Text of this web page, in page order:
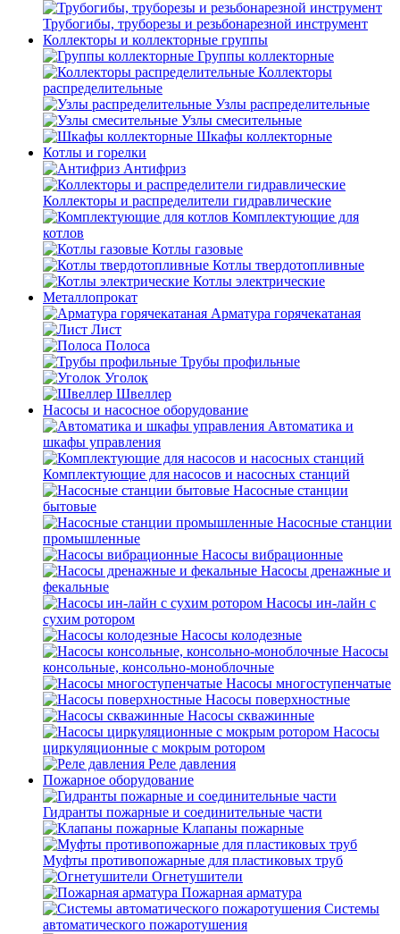
Трубогибы, труборезы и резьбонарезной инструмент
Коллекторы и коллекторные группы
Группы коллекторные
Коллекторы
распределительные
Узлы распределительные
Узлы смесительные
Шкафы коллекторные
Котлы и горелки
Антифриз
Коллекторы и распределители гидравлические
Комплектующие для
котлов
Котлы газовые
Котлы твердотопливные
Котлы электрические
Металлопрокат
Арматура горячекатаная
Лист
Полоса
Трубы профильные
Уголок
Швеллер
Насосы и насосное оборудование
Автоматика и
шкафы управления
Комплектующие для насосов и насосных станций
Насосные станции
бытовые
Насосные станции
промышленные
Насосы вибрационные
Насосы дренажные и
фекальные
Насосы ин-лайн с
сухим ротором
Насосы колодезные
Насосы
консольные, консольно-моноблочные
Насосы многоступенчатые
Насосы поверхностные
Насосы скважинные
Насосы
циркуляционные с мокрым ротором
Реле давления
Пожарное оборудование
Гидранты пожарные и соединительные части
Клапаны пожарные
Муфты противопожарные для пластиковых труб
Огнетушители
Пожарная арматура
Системы
автоматического пожаротушения